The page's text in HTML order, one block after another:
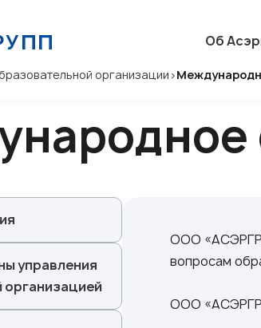
Об
организации >
управления
ООО
вопросам
ООО